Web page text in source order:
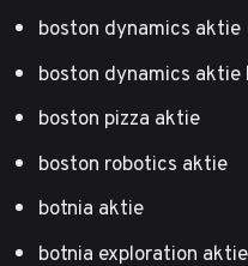
boston dynamics aktie
boston dynamics aktie
boston pizza aktie
boston robotics aktie
botnia aktie
botnia exploration aktie